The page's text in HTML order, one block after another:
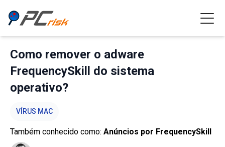
Como remover o adware
FrequencySkill do sistema
operativo?
VÍRUS MAC
Também conhecido como: Anúncios por FrequencySkill